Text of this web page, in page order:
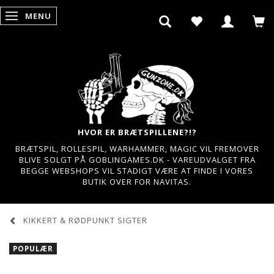
SKIFTE NAVIGATION
MENU
HVOR ER BRÆTSPILLENE?!?
BRÆTSPIL, ROLLESPIL, WARHAMMER, MAGIC VIL FREMOVER
BLIVE SOLGT PÅ GOBLINGAMES.DK - VAREUDVALGET FRA
BEGGE WEBSHOPS VIL STADIGT VÆRE AT FINDE I VORES
BUTIK OVER FOR NAVITAS.
KIKKERT & RØDPUNKT SIGTER
POPULÆR